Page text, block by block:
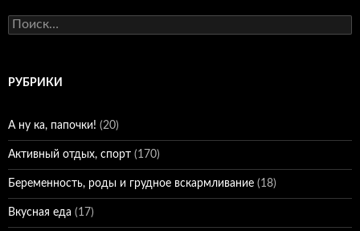
Найти:
РУБРИКИ
А ну ка, папочки! (20)
Активный отдых, спорт (170)
Беременность, роды и грудное вскармливание (18)
Вкусная еда (17)